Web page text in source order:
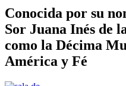
Conocida por su
Sor Juana Inés de
como la Décima
América y Fé